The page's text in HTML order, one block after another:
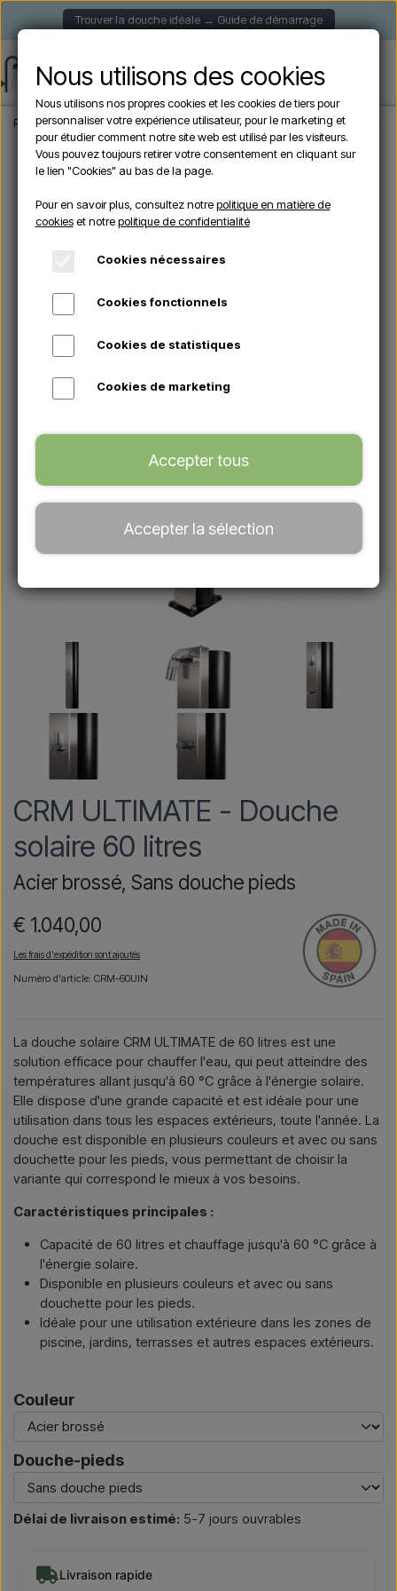
Trouver la douche idéale → Guide de démarrage
Page d'accueil Douche de Jardin Douches Solaire CRM ULTIMATE -
CRM ULTIMATE - Douche
solaire 60 litres
Acier brossé, Sans douche pieds
€ 1.040,00
Les frais d'expédition sont ajoutés
Numéro d'article: CRM-60UIN
La douche solaire CRM ULTIMATE de 60 litres est une
solution efficace pour chauffer l'eau, qui peut atteindre des
températures allant jusqu'à 60 °C grâce à l'énergie solaire.
Elle dispose d'une grande capacité et est idéale pour une
utilisation dans tous les espaces extérieurs, toute l'année. La
douche est disponible en plusieurs couleurs et avec ou sans
douchette pour les pieds, vous permettant de choisir la
variante qui correspond le mieux à vos besoins.
Caractéristiques principales :
Capacité de 60 litres et chauffage jusqu'à 60 °C grâce à
l'énergie solaire.
Disponible en plusieurs couleurs et avec ou sans
douchette pour les pieds.
Idéale pour une utilisation extérieure dans les zones de
piscine, jardins, terrasses et autres espaces extérieurs.
Couleur
Douche-pieds
Délai de livraison estimé: 5-7 jours ouvrables
Livraison rapide
Nous utilisons des cookies
Nous utilisons nos propres cookies et les cookies de tiers pour
personnaliser votre expérience utilisateur, pour le marketing et
pour étudier comment notre site web est utilisé par les visiteurs.
Vous pouvez toujours retirer votre consentement en cliquant sur
le lien "Cookies" au bas de la page.
Pour en savoir plus, consultez notrepolitique en matière de
cookieset notrepolitique de confidentialité
Cookies nécessaires
Cookies fonctionnels
Cookies de statistiques
Cookies de marketing
Accepter tous
Accepter la sélection